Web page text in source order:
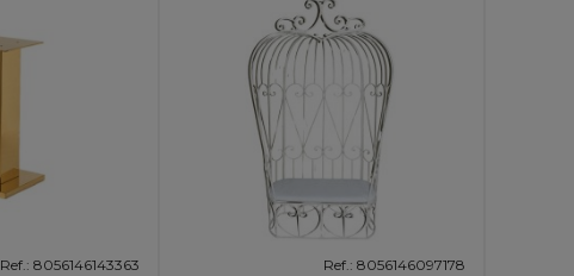
Ref.: 8056146143363 Ref.: 8056146097178